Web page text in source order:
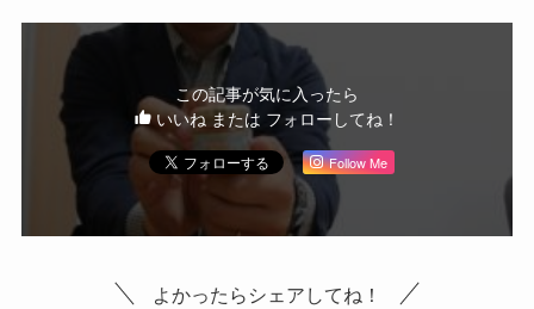
この記事が気に入ったら
いいね または フォローしてね！
Follow Me
よかったらシェアしてね！